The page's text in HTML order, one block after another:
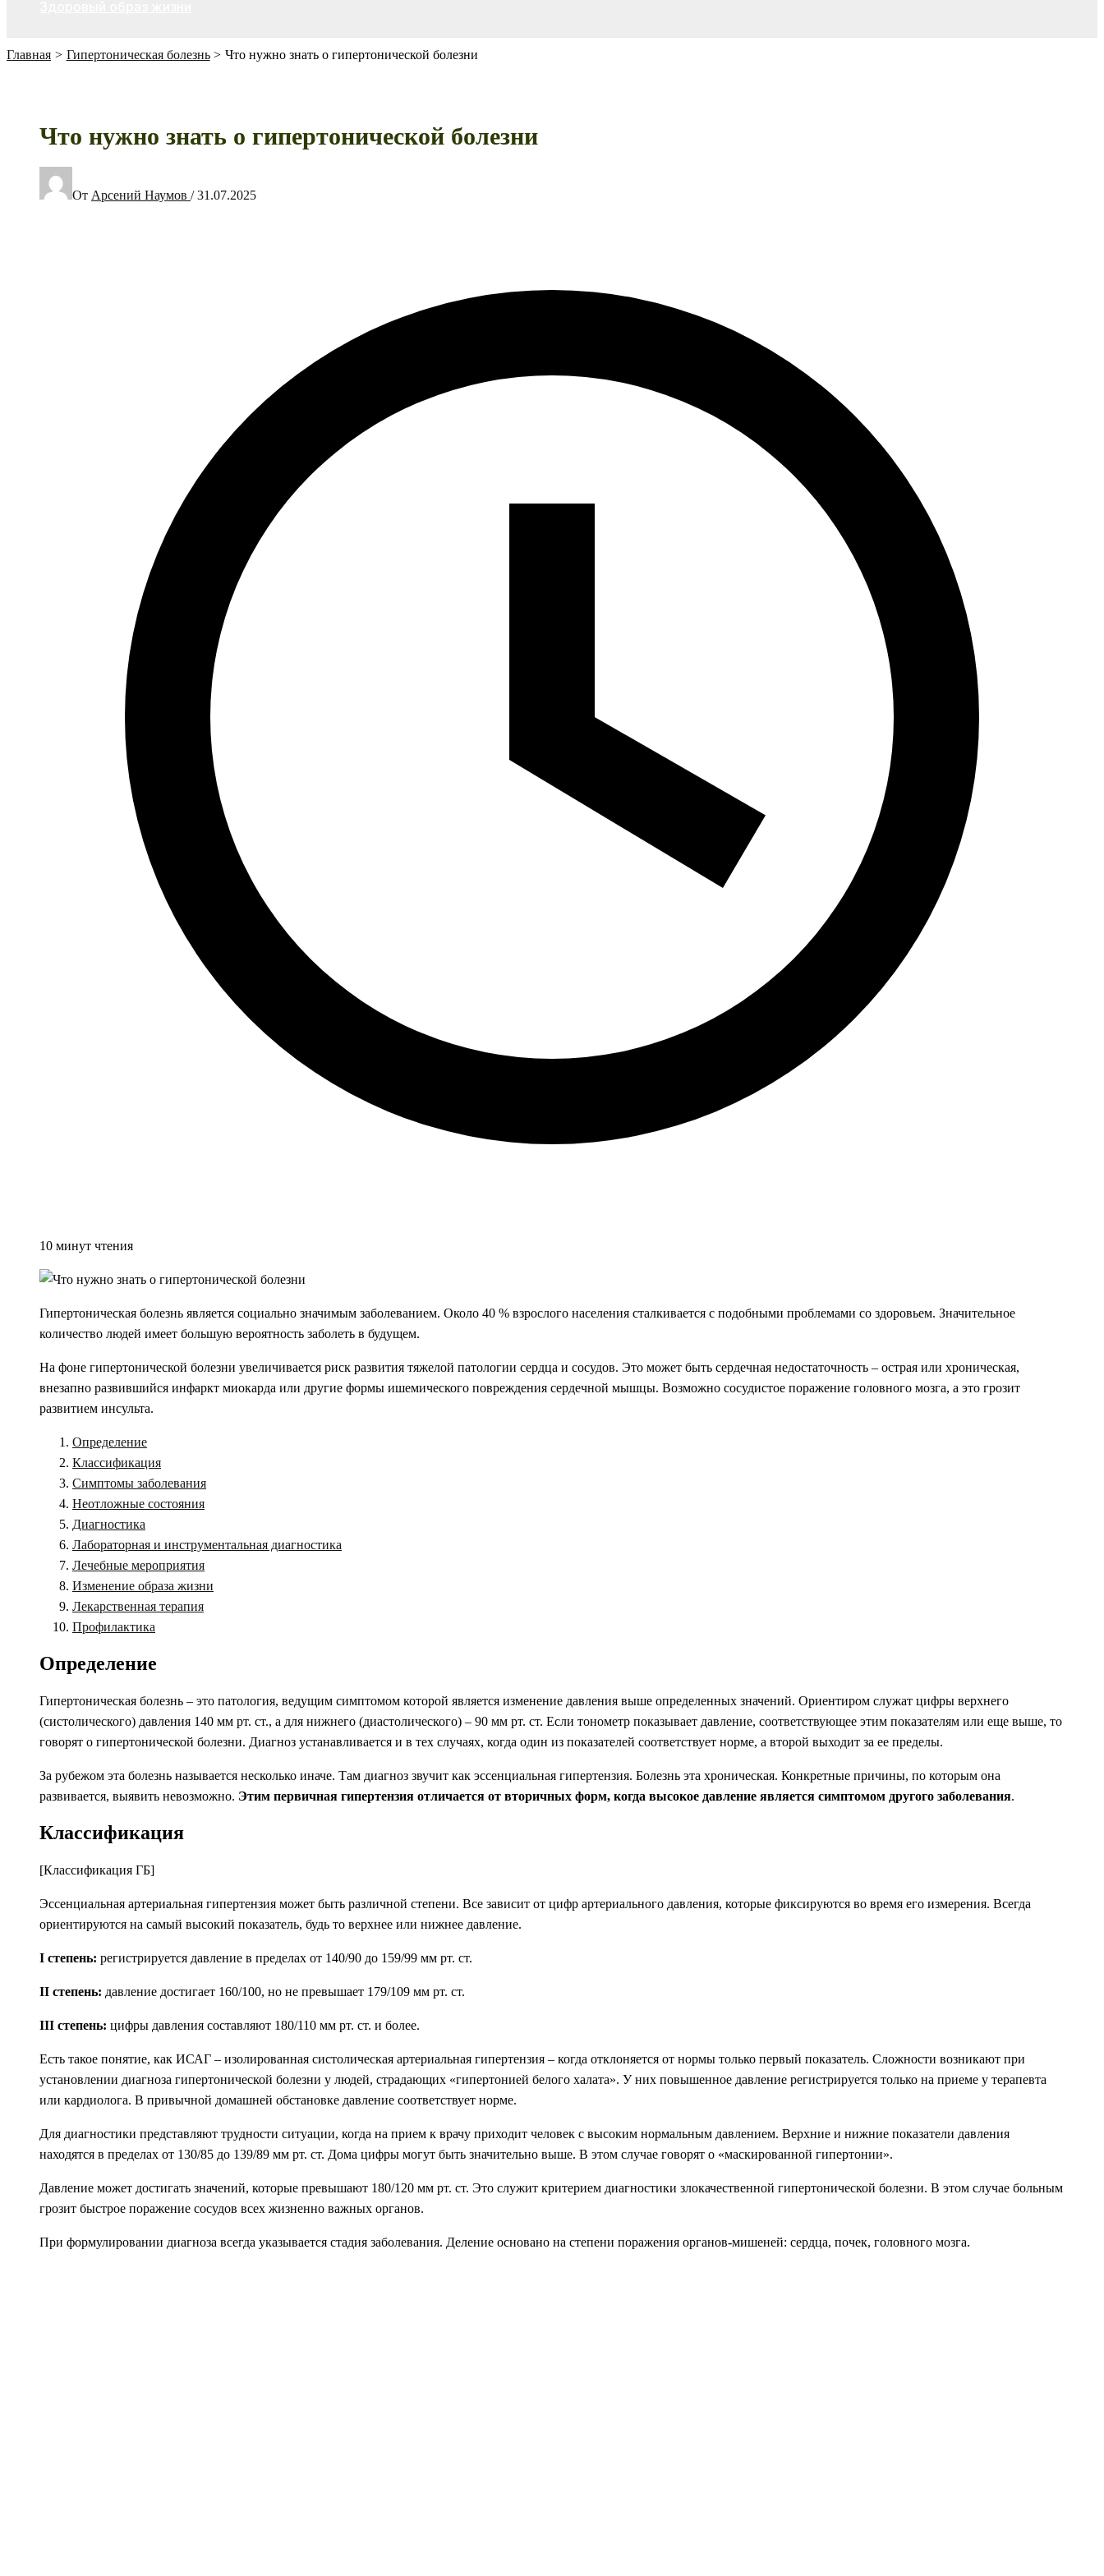
Главная Гипертоническая болезнь Что нужно знать о гипертонической болезни
Что нужно знать о гипертонической болезни
От Арсений Наумов /31.07.2025
10 минут чтения
Гипертоническая болезнь является социально значимым заболеванием. Около 40 % взрослого населения сталкивается с подобными проблемами со здоровьем. Значительное
количество людей имеет большую вероятность заболеть в будущем.
На фоне гипертонической болезни увеличивается риск развития тяжелой патологии сердца и сосудов. Это может быть сердечная недостаточность – острая или хроническая,
внезапно развившийся инфаркт миокарда или другие формы ишемического повреждения сердечной мышцы. Возможно сосудистое поражение головного мозга, а это грозит
развитием инсульта.
Определение
Классификация
Симптомы заболевания
Неотложные состояния
Диагностика
Лабораторная и инструментальная диагностика
Лечебные мероприятия
Изменение образа жизни
Лекарственная терапия
Профилактика
Определение
Гипертоническая болезнь – это патология, ведущим симптомом которой является изменение давления выше определенных значений. Ориентиром служат цифры верхнего
(систолического) давления 140 мм рт. ст., а для нижнего (диастолического) – 90 мм рт. ст. Если тонометр показывает давление, соответствующее этим показателям или еще выше, то
говорят о гипертонической болезни. Диагноз устанавливается и в тех случаях, когда один из показателей соответствует норме, а второй выходит за ее пределы.
За рубежом эта болезнь называется несколько иначе. Там диагноз звучит как эссенциальная гипертензия. Болезнь эта хроническая. Конкретные причины, по которым она
развивается, выявить невозможно. Этим первичная гипертензия отличается от вторичных форм, когда высокое давление является симптомом другого заболевания.
Классификация
[Классификация ГБ]
Эссенциальная артериальная гипертензия может быть различной степени. Все зависит от цифр артериального давления, которые фиксируются во время его измерения. Всегда
ориентируются на самый высокий показатель, будь то верхнее или нижнее давление.
I степень: регистрируется давление в пределах от 140/90 до 159/99 мм рт. ст.
II степень: давление достигает 160/100, но не превышает 179/109 мм рт. ст.
III степень: цифры давления составляют 180/110 мм рт. ст. и более.
Есть такое понятие, как ИСАГ – изолированная систолическая артериальная гипертензия – когда отклоняется от нормы только первый показатель. Сложности возникают при
установлении диагноза гипертонической болезни у людей, страдающих «гипертонией белого халата». У них повышенное давление регистрируется только на приеме у терапевта
или кардиолога. В привычной домашней обстановке давление соответствует норме.
Для диагностики представляют трудности ситуации, когда на прием к врачу приходит человек с высоким нормальным давлением. Верхние и нижние показатели давления
находятся в пределах от 130/85 до 139/89 мм рт. ст. Дома цифры могут быть значительно выше. В этом случае говорят о «маскированной гипертонии».
Давление может достигать значений, которые превышают 180/120 мм рт. ст. Это служит критерием диагностики злокачественной гипертонической болезни. В этом случае больным
грозит быстрое поражение сосудов всех жизненно важных органов.
При формулировании диагноза всегда указывается стадия заболевания. Деление основано на степени поражения органов-мишеней: сердца, почек, головного мозга.